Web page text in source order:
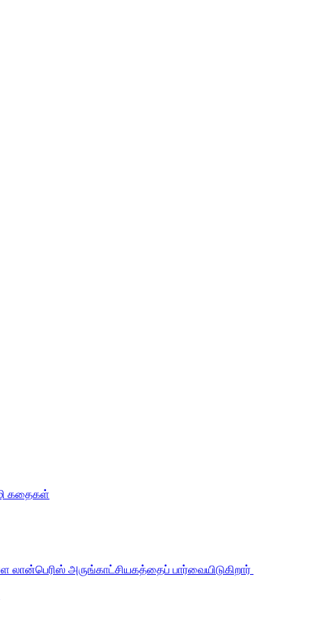
கதைகள்
லான்பெரிஸ் அருங்காட்சியகத்தைப் பார்வையிடுகிறார்